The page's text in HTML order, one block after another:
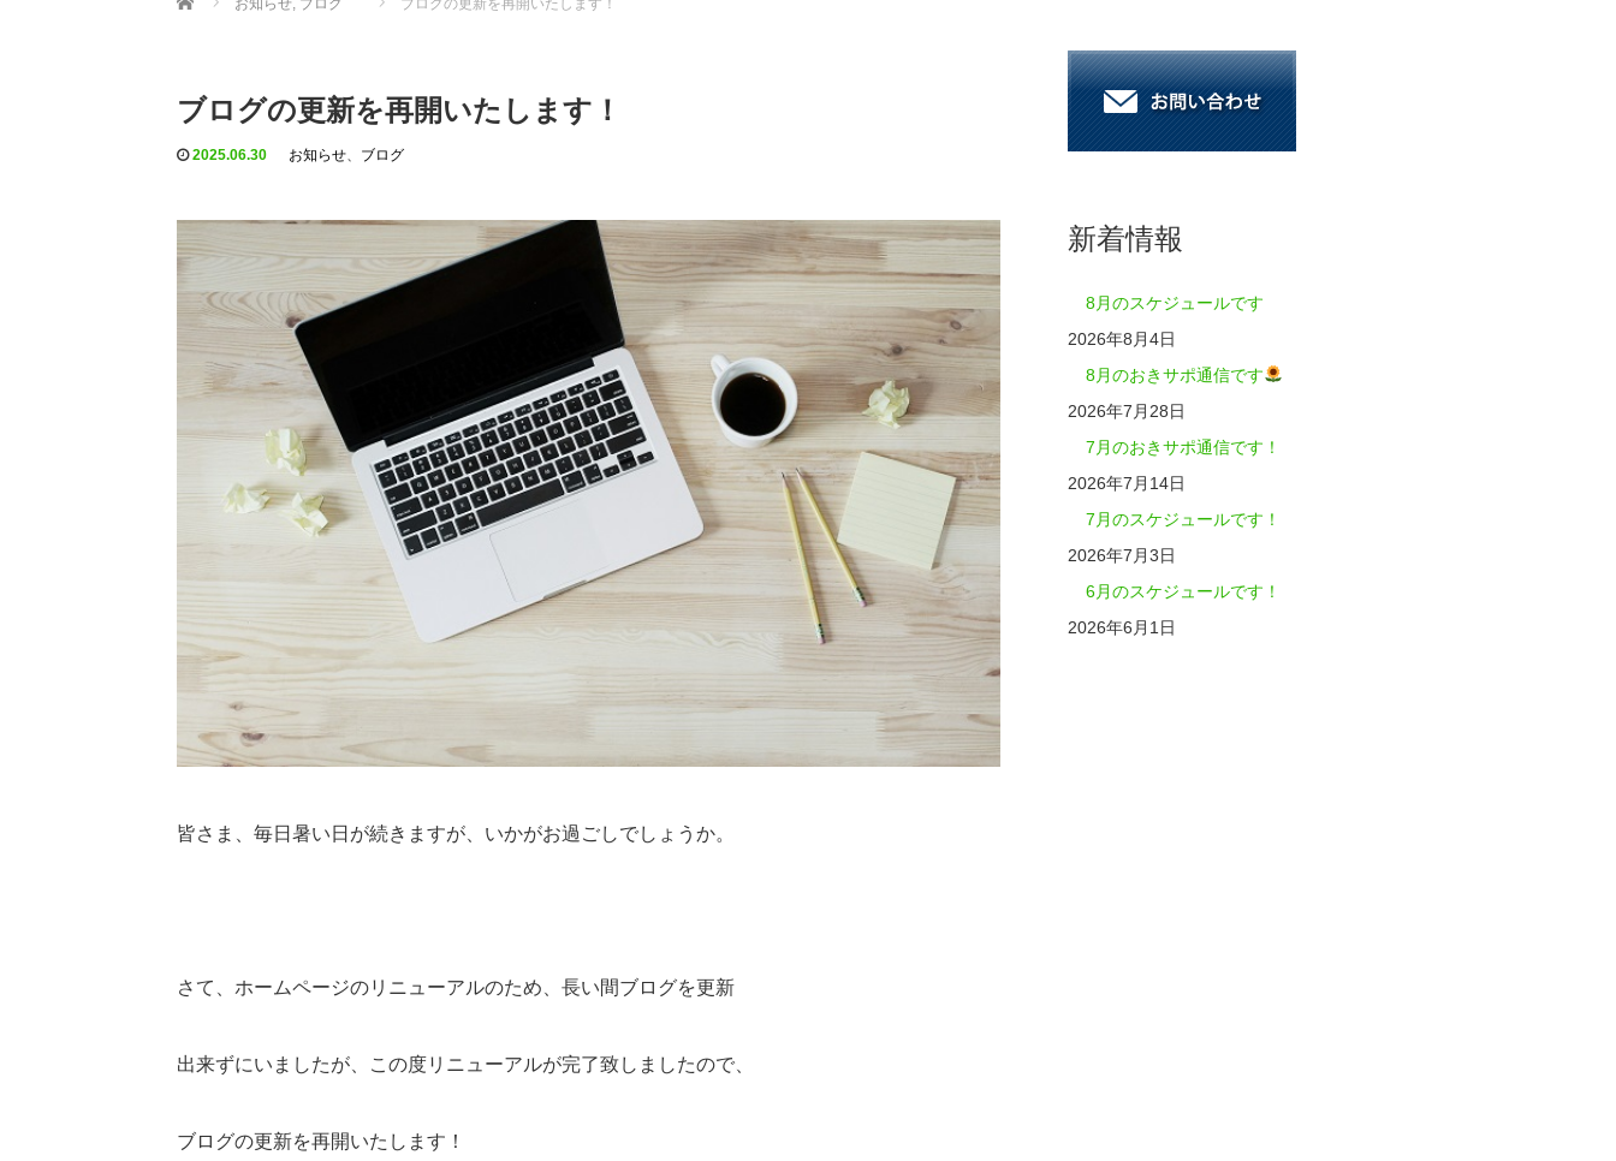
お知らせ, ブログ ブログの更新を再開いたします！
ブログの更新を再開いたします！
2025.06.30 お知らせ、 ブログ
皆さま、毎日暑い日が続きますが、いかがお過ごしでしょうか。
さて、ホームページのリニューアルのため、長い間ブログを更新
出来ずにいましたが、この度リニューアルが完了致しましたので、
ブログの更新を再開いたします！
新着情報
8月のスケジュールです
2026年8月4日
8月のおきサポ通信です
2026年7月28日
7月のおきサポ通信です！
2026年7月14日
7月のスケジュールです！
2026年7月3日
6月のスケジュールです！
2026年6月1日